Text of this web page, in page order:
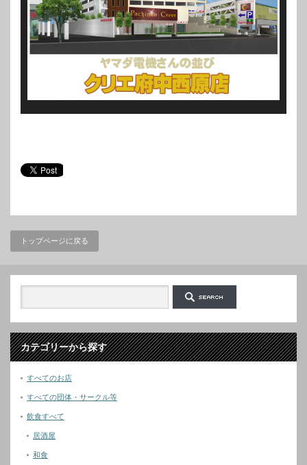
トップページに戻る
カテゴリーから探す
すべてのお店
すべての団体・サークル等
飲食すべて
居酒屋
和食